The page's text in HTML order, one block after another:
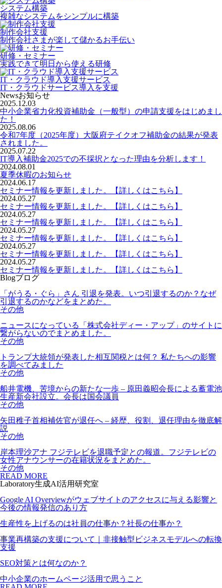
システム構築
複雑なシステムをシンプルに構築
制作会社支援
制作会社さまが楽して儲かるお手伝い
研修・セミナー
実践できて明日から使える研修
IT・クラウド導入支援サービス
IT・クラウドサービス導入を支援
Newsお知らせ
2025.12.03
中小企業省力化投資補助金（一般型）の申請支援をはじめまし
た！
2025.08.06
令和7年度（2025年度）大阪府テイクオフ補助金の結果が発表
されました。
2025.07.22
IT導入補助金2025での不採択となった理由を分析します！
2024.08.01
夏季休暇のお知らせ
2024.06.17
セミナー情報を更新しました。【詳しくはこちら】
2024.05.27
セミナー情報を更新しました。【詳しくはこちら】
2024.05.27
セミナー情報を更新しました。【詳しくはこちら】
2024.05.27
セミナー情報を更新しました。【詳しくはこちら】
2024.05.27
セミナー情報を更新しました。【詳しくはこちら】
2024.05.27
セミナー情報を更新しました。【詳しくはこちら】
Blogブログ
「がうる・ぐら」さん 引退を発表。いつ引退するのか？なぜ
引退するのかなどをまとめた。
その他
ニュースになっている「株式会社ディー・アップ」のサイトに
繋がらないのでまとめました。
その他
トランプ大統領が発表した相互関税とは何？ 私たちへの影響
を調べてみました
その他
船井電機、苦境からの新たな一歩 – 原田義昭会長による蓄電池
生産新会社設立。会長は国会議員
その他
矢田稚子首相補佐官が退任へ – 経歴、役割、退任理由を徹底解
説
その他
岸本理沙アナ フジテレビを退職予定との報道。フジテレビの
女性アナウンサーの在籍状況をまとめた。
その他
READ MORE
Laboratory生成AI活用研究室
Google AI Overviewがウェブサイトのアクセスに与える影響と
今後の情報発信のあり方
生産性を上げるのは社員の仕事か？社長の仕事か？
事業再構築の支援について｜非接触型ビジネスモデルへの転換
支援
SEO対策とは何なのか？
中小企業のホームページ活用で思うこと